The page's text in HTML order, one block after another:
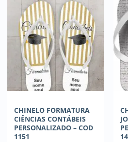
CHINELO FORMATURA
CIÊNCIAS CONTÁBEIS
PERSONALIZADO – COD
1151